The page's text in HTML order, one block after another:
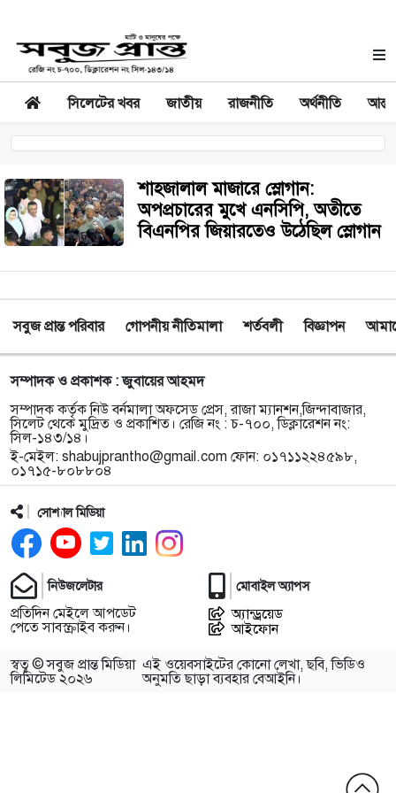
সিলেটের খবর জাতীয় রাজনীতি অর্থনীতি
শাহজালাল মাজারে স্লোগান:
অপপ্রচারের মুখে এনসিপি, অতীতে
বিএনপির জিয়ারতেও উঠেছিল স্লোগান
সবুজ প্রান্ত পরিবার গোপনীয় নীতিমালা শর্তবলী বিজ্ঞাপন
সম্পাদক ও প্রকাশক : জুবায়ের আহমদ
সম্পাদক কর্তৃক নিউ বর্নমালা অফসেড প্রেস, রাজা ম্যানশন,জিন্দাবাজার,
সিলেট থেকে মুদ্রিত ও প্রকাশিত। রেজি নং : চ-৭০০, ডিক্লারেশন নং:
সিল-১৪৩/১৪।
ই-মেইল: shabujprantho@gmail.com ফোন: ০১৭১১২২৪৫৯৮,
০১৭১৫-৮০৮৮০৪
সোশ্যাল মিডিয়া
নিউজলেটার
প্রতিদিন মেইলে আপডেট
পেতে সাবস্ক্রাইব করুন।
মোবাইল অ্যাপস
অ্যান্ড্রয়েড
আইফোন
স্বত্ব © সবুজ প্রান্ত মিডিয়া
লিমিটেড ২০২৬
এই ওয়েবসাইটের কোনো লেখা, ছবি, ভিডিও
অনুমতি ছাড়া ব্যবহার বেআইনি।